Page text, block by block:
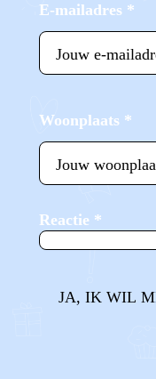
E-mailadres *
Woonplaats *
Reactie *
JA, IK WIL